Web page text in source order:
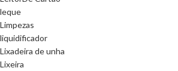
leque
Limpezas
liquidificador
Lixadeira de unha
Lixeira